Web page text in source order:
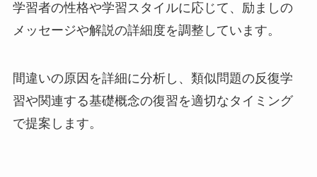
学習者の性格や学習スタイルに応じて、励ましの
メッセージや解説の詳細度を調整しています。
間違いの原因を詳細に分析し、類似問題の反復学
習や関連する基礎概念の復習を適切なタイミング
で提案します。